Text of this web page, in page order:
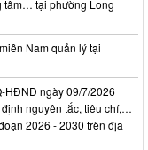
tâm… tại phường Long
Nam quản lý tại
HĐND ngày 09/7/2026
nguyên tắc, tiêu chí,…
2026 - 2030 trên địa